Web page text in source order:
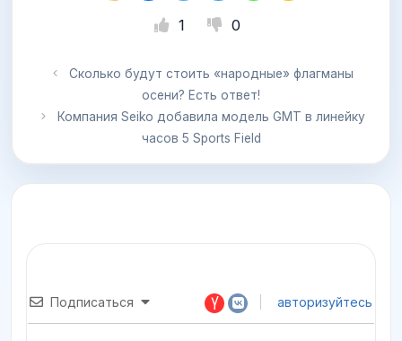
1 0
Сколько будут стоить «народные» флагманы
осени? Есть ответ!
Компания Seiko добавила модель GMT в линейку
часов 5 Sports Field
Подписаться авторизуйтесь